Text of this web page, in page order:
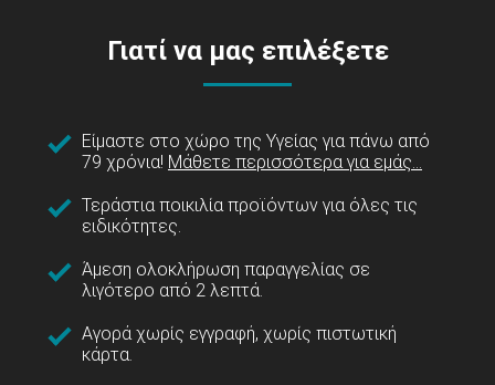
Γιατί να μας επιλέξετε
Είμαστε στο χώρο της Υγείας για πάνω από
79 χρόνια! Μάθετε περισσότερα για εμάς...
Τεράστια ποικιλία προϊόντων για όλες τις
ειδικότητες.
Άμεση ολοκλήρωση παραγγελίας σε
λιγότερο από 2 λεπτά.
Αγορά χωρίς εγγραφή, χωρίς πιστωτική
κάρτα.